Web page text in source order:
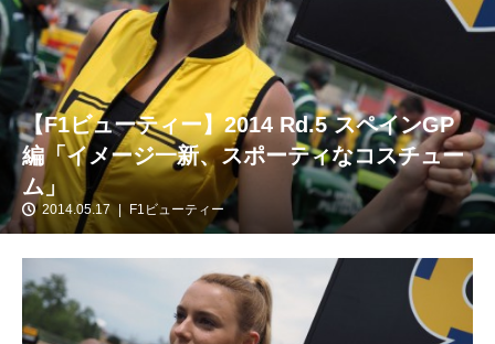
【F1ビューティー】2014 Rd.5 スペインGP
編「イメージ一新、スポーティなコスチュー
ム」
2014.05.17 F1ビューティー